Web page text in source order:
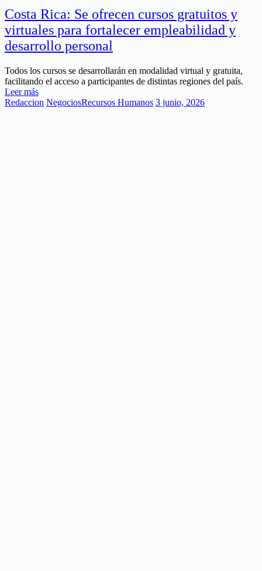
Costa Rica: Se ofrecen cursos gratuitos y
virtuales para fortalecer empleabilidad y
desarrollo personal
Todos los cursos se desarrollarán en modalidad virtual y gratuita,
facilitando el acceso a participantes de distintas regiones del país.
Leer más
Redaccion NegociosRecursos Humanos 3 junio, 2026